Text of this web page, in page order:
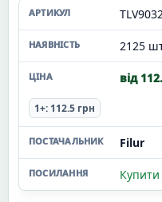
2125
від
1+: 112.5 грн
Filur
Купити